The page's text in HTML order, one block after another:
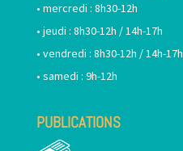
• mercredi : 8h30-12h
• jeudi : 8h30-12h / 14h-17h
• vendredi : 8h30-12h / 14h-17h
• samedi : 9h-12h
PUBLICATIONS